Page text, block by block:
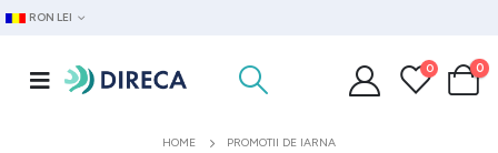
RON LEI
0 0
HOME PROMOTII DE IARNA